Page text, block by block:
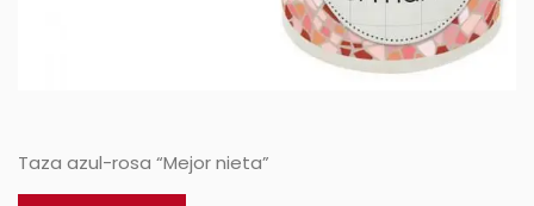
Taza azul-rosa “Mejor nieta”